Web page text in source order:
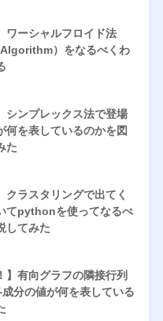
ワーシャルフロイド法
）をなるべくわ
シンプレックス法で登場
何を表しているのかを図
た
クラスタリングで出てく
てpythonを使ってなるべ
してみた
】有向グラフの隣接行列
分の値が何を表している